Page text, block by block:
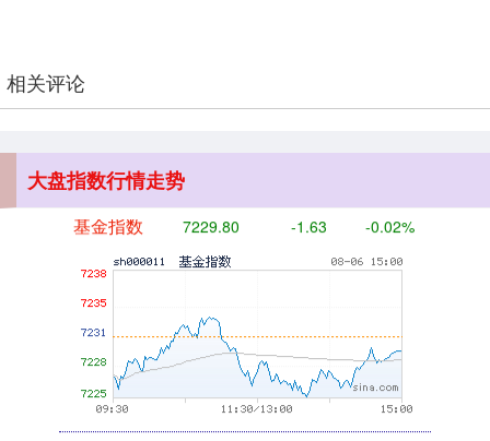
相关评论
大盘指数行情走势
基金指数 7229.80 -1.63 -0.02%
国债指数 -0.00 0.00%